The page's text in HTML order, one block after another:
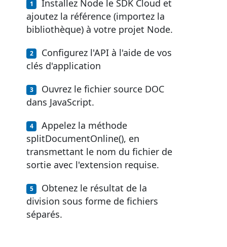
Installez Node le SDK Cloud et
ajoutez la référence (importez la
bibliothèque) à votre projet Node.
Configurez l'API à l'aide de vos
clés d'application
Ouvrez le fichier source DOC
dans JavaScript.
Appelez la méthode
splitDocumentOnline(), en
transmettant le nom du fichier de
sortie avec l'extension requise.
Obtenez le résultat de la
division sous forme de fichiers
séparés.